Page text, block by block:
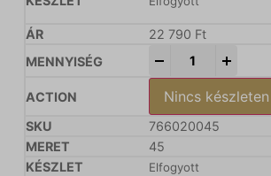
22 790 Ft
Nincs készleten
766020045
45
Elfogyott